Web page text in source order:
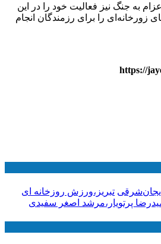
به جنگ نیز فعالیت خود را در این
زورخانه‌ای را برای رزمندگان انجام
https://
تبریز،ورزش روزخانه ای
پرتویار،مرشد اصغر سفیدی